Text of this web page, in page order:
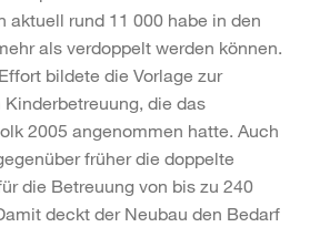
aktuell rund 11 000 habe in den
als verdoppelt werden können.
bildete die Vorlage zur
die das
2005 angenommen hatte. Auch
früher die doppelte
die Betreuung von bis zu 240
deckt der Neubau den Bedarf